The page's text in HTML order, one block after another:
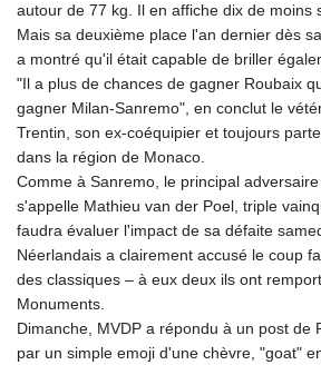
autour de 77 kg. Il en affiche dix de moins
Mais sa deuxième place l'an dernier dès
a montré qu'il était capable de briller
"Il a plus de chances de gagner Roubaix
gagner Milan-Sanremo", en conclut le
Trentin, son ex-coéquipier et toujours
dans la région de Monaco.
Comme à Sanremo, le principal
s'appelle Mathieu van der Poel, triple
faudra évaluer l'impact de sa défaite
Néerlandais a clairement accusé le coup
des classiques – à eux deux ils ont
Monuments.
Dimanche, MVDP a répondu à un post de
par un simple emoji d'une chèvre, "goat"